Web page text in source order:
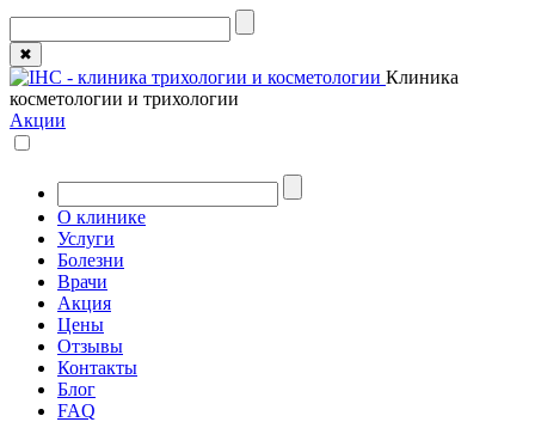
✖
Клиника
косметологии и трихологии
Акции
О клинике
Услуги
Болезни
Врачи
Акция
Цены
Отзывы
Контакты
Блог
FAQ